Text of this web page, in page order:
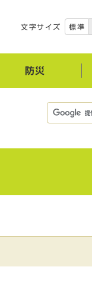
文字サイズ 標準
防災